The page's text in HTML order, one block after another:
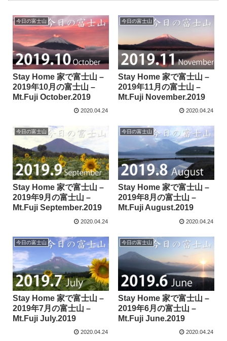
今日の富士山
Stay Home 家で富士山 –
2019年10月の富士山 –
Mt.Fuji October.2019
2020.04.24
今日の富士山
Stay Home 家で富士山 –
2019年11月の富士山 –
Mt.Fuji November.2019
2020.04.24
今日の富士山
Stay Home 家で富士山 –
2019年9月の富士山 –
Mt.Fuji September.2019
2020.04.24
今日の富士山
Stay Home 家で富士山 –
2019年8月の富士山 –
Mt.Fuji August.2019
2020.04.24
今日の富士山
Stay Home 家で富士山 –
2019年7月の富士山 –
Mt.Fuji July.2019
2020.04.24
今日の富士山
Stay Home 家で富士山 –
2019年6月の富士山 –
Mt.Fuji June.2019
2020.04.24